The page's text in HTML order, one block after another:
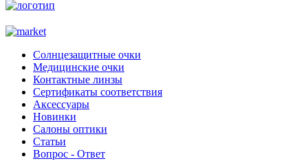
Солнцезащитные очки
Медицинские очки
Контактные линзы
Сертификаты соответствия
Аксессуары
Новинки
Салоны оптики
Статьи
Вопрос - Ответ